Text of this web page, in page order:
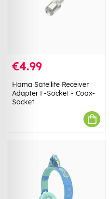
€4.99
Hama Satellite Receiver
Adapter F-Socket - Coax-
Socket